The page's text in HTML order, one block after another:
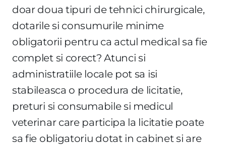
doar doua tipuri de tehnici chirurgicale,
dotarile si consumurile minime
obligatorii pentru ca actul medical sa fie
complet si corect? Atunci si
administratiile locale pot sa isi
stabileasca o procedura de licitatie,
preturi si consumabile si medicul
veterinar care participa la licitatie poate
sa fie obligatoriu dotat in cabinet si are